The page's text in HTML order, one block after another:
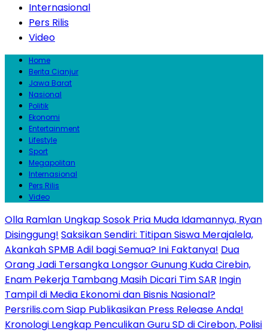
Internasional
Pers Rilis
Video
Home
Berita Cianjur
Jawa Barat
Nasional
Politik
Ekonomi
Entertainment
Lifestyle
Sport
Megapolitan
Internasional
Pers Rilis
Video
Olla Ramlan Ungkap Sosok Pria Muda Idamannya, Ryan
Disinggung! Saksikan Sendiri: Titipan Siswa Merajalela,
Akankah SPMB Adil bagi Semua? Ini Faktanya! Dua
Orang Jadi Tersangka Longsor Gunung Kuda Cirebin,
Enam Pekerja Tambang Masih Dicari Tim SAR Ingin
Tampil di Media Ekonomi dan Bisnis Nasional?
Persrilis.com Siap Publikasikan Press Release Anda!
Kronologi Lengkap Penculikan Guru SD di Cirebon, Polisi